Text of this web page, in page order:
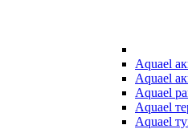
Aquael
Aquael
Aquael
Aquael
Aquael